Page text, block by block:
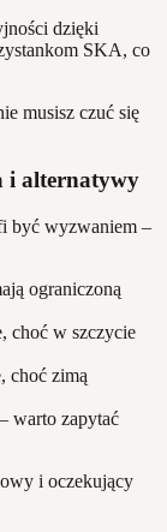
dzięki
SKA, co
musisz czuć się
i alternatywy
być wyzwaniem –
ograniczoną
choć w szczycie
choć zimą
warto zapytać